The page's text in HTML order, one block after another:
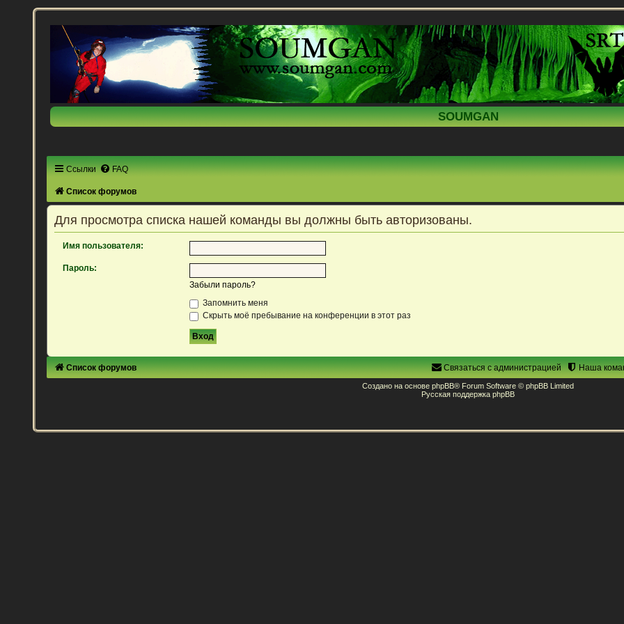
SOUMGAN
Ссылки FAQ
Список форумов
Для просмотра списка нашей команды вы должны быть авторизованы.
Имя пользователя:
Пароль:
Забыли пароль?
Запомнить меня
Скрыть моё пребывание на конференции в этот раз
Список форумов Наша
Связаться с администрацией
Создано на основе phpBB® Forum Software © phpBB Limited
Русская поддержка phpBB